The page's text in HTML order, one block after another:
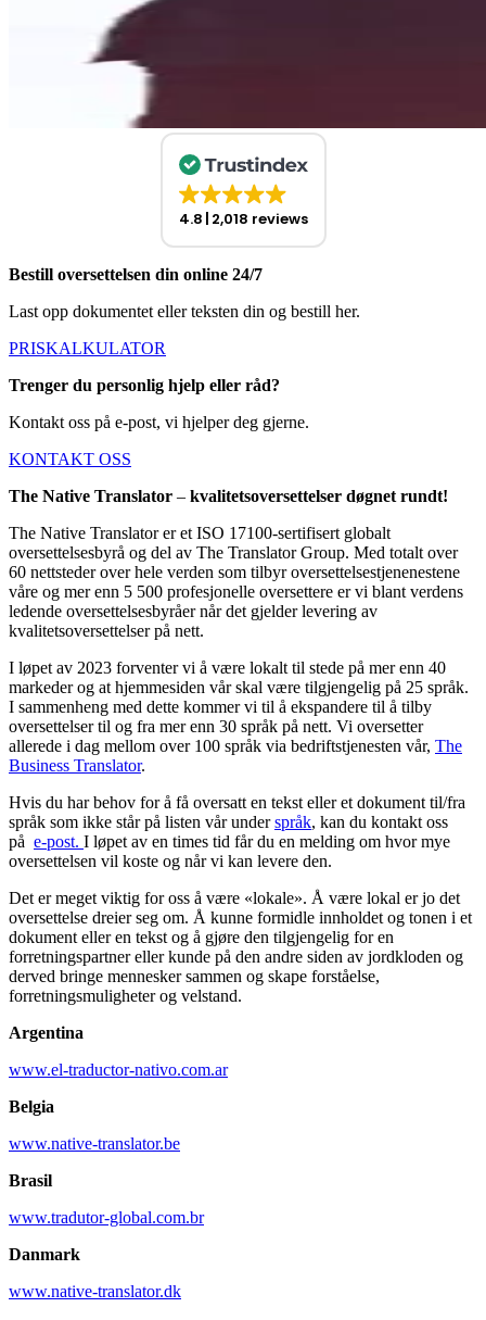
4.8 2,018 reviews
Bestill oversettelsen din online 24/7
Last opp dokumentet eller teksten din og bestill her.
PRISKALKULATOR
Trenger du personlig hjelp eller råd?
Kontakt oss på e-post, vi hjelper deg gjerne.
KONTAKT OSS
The Native Translator – kvalitetsoversettelser døgnet rundt!
The Native Translator er et ISO 17100-sertifisert globalt
oversettelsesbyrå og del av The Translator Group. Med totalt over
60 nettsteder over hele verden som tilbyr oversettelsestjenenestene
våre og mer enn 5 500 profesjonelle oversettere er vi blant verdens
ledende oversettelsesbyråer når det gjelder levering av
kvalitetsoversettelser på nett.
I løpet av 2023 forventer vi å være lokalt til stede på mer enn 40
markeder og at hjemmesiden vår skal være tilgjengelig på 25 språk.
I sammenheng med dette kommer vi til å ekspandere til å tilby
oversettelser til og fra mer enn 30 språk på nett. Vi oversetter
allerede i dag mellom over 100 språk via bedriftstjenesten vår, The
Business Translator.
Hvis du har behov for å få oversatt en tekst eller et dokument til/fra
språk som ikke står på listen vår underspråk, kan du kontakt oss
på e-post. I løpet av en times tid får du en melding om hvor mye
oversettelsen vil koste og når vi kan levere den.
Det er meget viktig for oss å være «lokale». Å være lokal er jo det
oversettelse dreier seg om. Å kunne formidle innholdet og tonen i et
dokument eller en tekst og å gjøre den tilgjengelig for en
forretningspartner eller kunde på den andre siden av jordkloden og
derved bringe mennesker sammen og skape forståelse,
forretningsmuligheter og velstand.
Argentina
www.el-traductor-nativo.com.ar
Belgia
www.native-translator.be
Brasil
www.tradutor-global.com.br
Danmark
www.native-translator.dk